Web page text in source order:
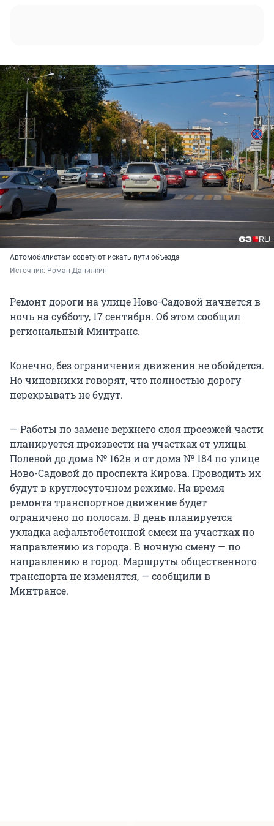
Автомобилистам советуют искать пути объезда
Источник: Роман Данилкин
Ремонт дороги на улице Ново-Садовой начнется в
ночь на субботу, 17 сентября. Об этом сообщил
региональный Минтранс.
Конечно, без ограничения движения не обойдется.
Но чиновники говорят, что полностью дорогу
перекрывать не будут.
— Работы по замене верхнего слоя проезжей части
планируется произвести на участках от улицы
Полевой до дома № 162в и от дома № 184 по улице
Ново-Садовой до проспекта Кирова. Проводить их
будут в круглосуточном режиме. На время
ремонта транспортное движение будет
ограничено по полосам. В день планируется
укладка асфальтобетонной смеси на участках по
направлению из города. В ночную смену — по
направлению в город. Маршруты общественного
транспорта не изменятся, — сообщили в
Минтрансе.